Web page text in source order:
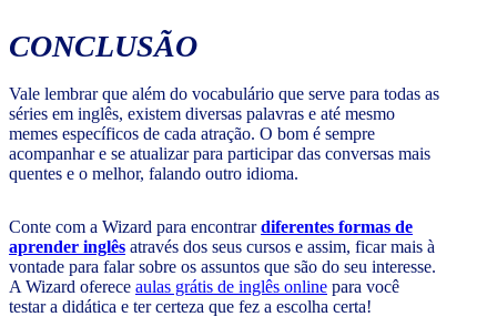
CONCLUSÃO
Vale lembrar que além do vocabulário que serve para todas as
séries em inglês, existem diversas palavras e até mesmo
memes específicos de cada atração. O bom é sempre
acompanhar e se atualizar para participar das conversas mais
quentes e o melhor, falando outro idioma.
Conte com a Wizard para encontrardiferentes formas de
aprender inglês através dos seus cursos e assim, ficar mais à
vontade para falar sobre os assuntos que são do seu interesse.
A Wizard oferece aulas grátis de inglês online para você
testar a didática e ter certeza que fez a escolha certa!